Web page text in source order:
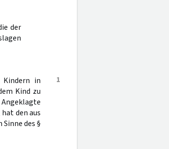
der
1
Kindern in
Kind zu
den aus
des §